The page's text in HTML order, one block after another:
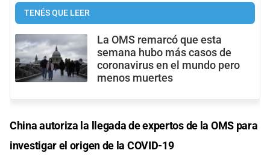
TENÉS QUE LEER
La OMS remarcó que esta
semana hubo más casos de
coronavirus en el mundo pero
menos muertes
China autoriza la llegada de expertos de la OMS para
investigar el origen de la COVID-19